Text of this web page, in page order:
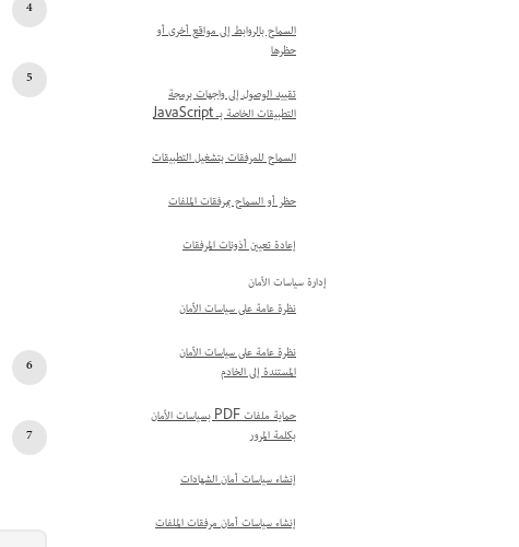
السماح بالروابط إلى مواقع أخرى أو
حظرها
تقييد الوصول إلى واجهات برمجة
التطبيقات الخاصة بـ JavaScript
السماح للمرفقات بتشغيل التطبيقات
حظر أو السماح بمرفقات الملفات
إعادة تعيين أذونات المرفقات
إدارة سياسات الأمان
نظرة عامة على سياسات الأمان
نظرة عامة على سياسات الأمان
المستندة إلى الخادم
حماية ملفات PDF بسياسات الأمان
بكلمة المرور
إنشاء سياسات أمان الشهادات
إنشاء سياسات أمان مرفقات الملفات